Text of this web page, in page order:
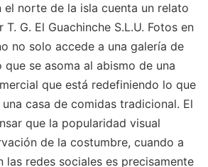
el norte de la isla cuenta un relato
G. El Guachinche S.L.U. Fotos en
no solo accede a una galería de
se asoma al abismo de una
que está redefiniendo lo que
casa de comidas tradicional. El
que la popularidad visual
de la costumbre, cuando a
las redes sociales es precisamente